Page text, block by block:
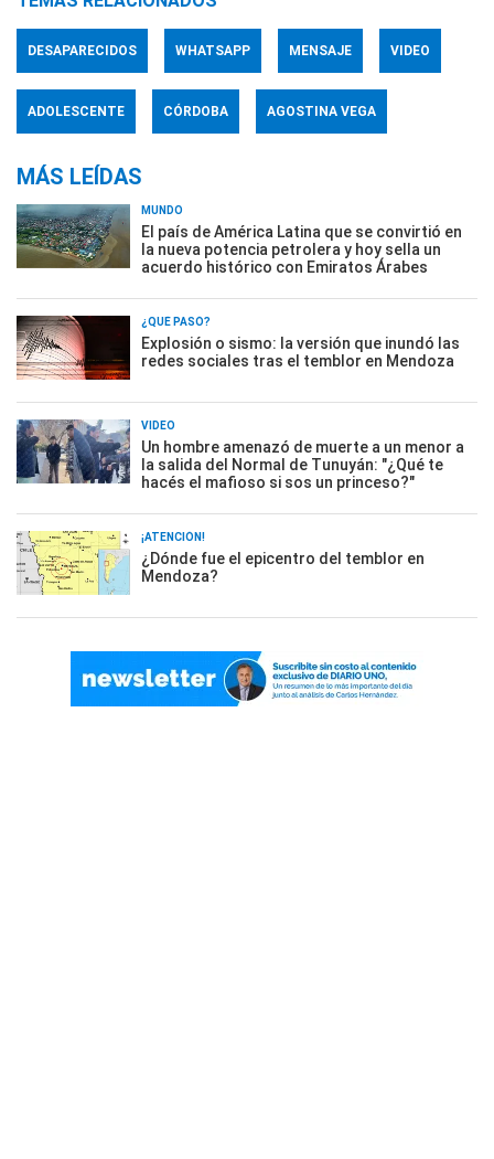
DESAPARECIDOS WHATSAPP MENSAJE VIDEO
ADOLESCENTE CÓRDOBA AGOSTINA VEGA
MÁS LEÍDAS
MUNDO
El país de América Latina que se convirtió en
la nueva potencia petrolera y hoy sella un
acuerdo histórico con Emiratos Árabes
¿QUÉ PASÓ?
Explosión o sismo: la versión que inundó las
redes sociales tras el temblor en Mendoza
VIDEO
Un hombre amenazó de muerte a un menor a
la salida del Normal de Tunuyán: "¿Qué te
hacés el mafioso si sos un princeso?"
¡ATENCIÓN!
¿Dónde fue el epicentro del temblor en
Mendoza?